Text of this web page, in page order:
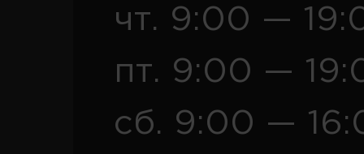
чт. 9:00 —
пт. 9:00 —
сб. 9:00 —